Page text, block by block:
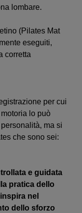
lombare.
(Pilates Mat
eseguiti,
corretta
per cui
lo può
ma si
che sono sei:
e guidata
pratica dello
nel
dello sforzo